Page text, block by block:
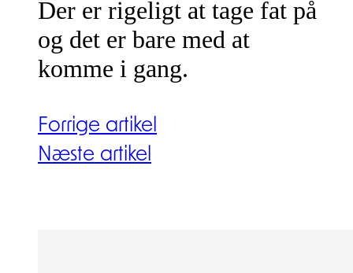
Der er rigeligt at tage fat på
og det er bare med at
komme i gang.
Forrige artikel
Næste artikel